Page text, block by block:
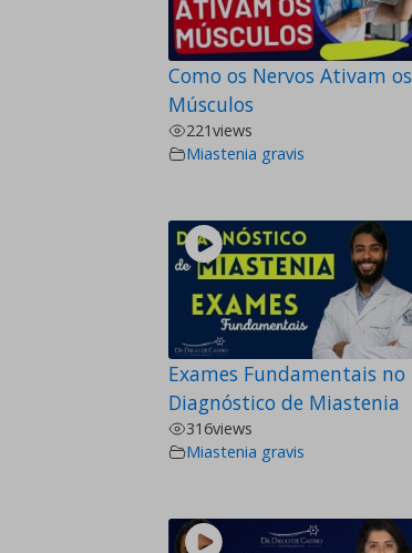
Como os Nervos Ativam os
Músculos
221views
Miastenia gravis
Exames Fundamentais no
Diagnóstico de Miastenia
316views
Miastenia gravis